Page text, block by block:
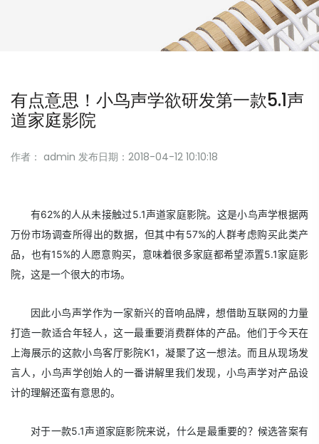
有点意思！小鸟声学欲研发第一款5.1声
道家庭影院
作者： admin 发布日期：2018-04-12 10:10:18
有62%的人从未接触过5.1声道家庭影院。这是小鸟声学根据两
万份市场调查所得出的数据，但其中有57%的人群考虑购买此类产
品，也有15%的人愿意购买，意味着很多家庭都希望添置5.1家庭影
院，这是一个很大的市场。
因此小鸟声学作为一家新兴的音响品牌，想借助互联网的力量
打造一款适合年轻人，这一最重要消费群体的产品。他们于今天在
上海展示的这款小鸟客厅影院K1，凝聚了这一想法。而且从现场发
言人，小鸟声学创始人的一番讲解里我们发现，小鸟声学对产品设
计的理解还蛮有意思的。
对于一款5.1声道家庭影院来说，什么是最重要的？候选答案有